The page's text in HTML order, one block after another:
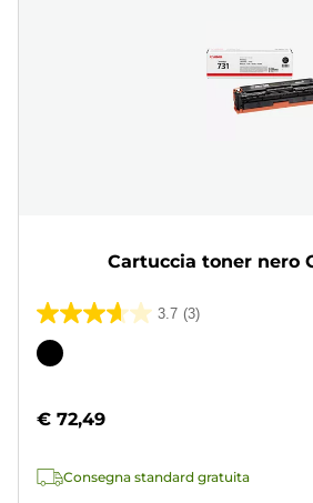
Cartuccia toner nero
3.7 (3)
3.7
su
3
Cartuccia
€ 72,49
Consegna standard gratuita